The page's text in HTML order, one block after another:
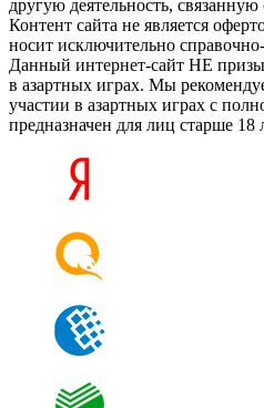
другую деятельность,
Контент сайта не является
носит исключительно
Данный интернет-сайт НЕ
в азартных играх. Мы
участии в азартных играх с
предназначен для лиц старше 18